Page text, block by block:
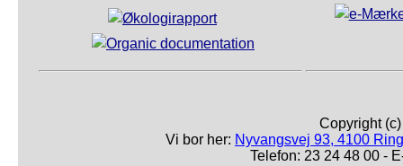
Copyright
Vi bor her: Nyvangsvej 93, 4100
Telefon: 23 24 48 00 -